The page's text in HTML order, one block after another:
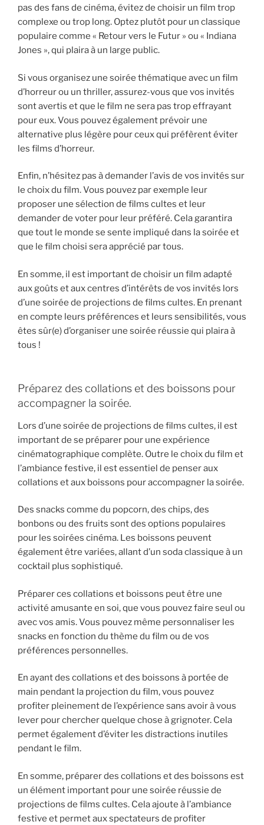
pas des fans de cinéma, évitez de choisir un film trop
complexe ou trop long. Optez plutôt pour un classique
populaire comme « Retour vers le Futur » ou « Indiana
Jones », qui plaira à un large public.
Si vous organisez une soirée thématique avec un film
d’horreur ou un thriller, assurez-vous que vos invités
sont avertis et que le film ne sera pas trop effrayant
pour eux. Vous pouvez également prévoir une
alternative plus légère pour ceux qui préfèrent éviter
les films d’horreur.
Enfin, n’hésitez pas à demander l’avis de vos invités sur
le choix du film. Vous pouvez par exemple leur
proposer une sélection de films cultes et leur
demander de voter pour leur préféré. Cela garantira
que tout le monde se sente impliqué dans la soirée et
que le film choisi sera apprécié par tous.
En somme, il est important de choisir un film adapté
aux goûts et aux centres d’intérêts de vos invités lors
d’une soirée de projections de films cultes. En prenant
en compte leurs préférences et leurs sensibilités, vous
êtes sûr(e) d’organiser une soirée réussie qui plaira à
tous !
Préparez des collations et des boissons pour
accompagner la soirée.
Lors d’une soirée de projections de films cultes, il est
important de se préparer pour une expérience
cinématographique complète. Outre le choix du film et
l’ambiance festive, il est essentiel de penser aux
collations et aux boissons pour accompagner la soirée.
Des snacks comme du popcorn, des chips, des
bonbons ou des fruits sont des options populaires
pour les soirées cinéma. Les boissons peuvent
également être variées, allant d’un soda classique à un
cocktail plus sophistiqué.
Préparer ces collations et boissons peut être une
activité amusante en soi, que vous pouvez faire seul ou
avec vos amis. Vous pouvez même personnaliser les
snacks en fonction du thème du film ou de vos
préférences personnelles.
En ayant des collations et des boissons à portée de
main pendant la projection du film, vous pouvez
profiter pleinement de l’expérience sans avoir à vous
lever pour chercher quelque chose à grignoter. Cela
permet également d’éviter les distractions inutiles
pendant le film.
En somme, préparer des collations et des boissons est
un élément important pour une soirée réussie de
projections de films cultes. Cela ajoute à l’ambiance
festive et permet aux spectateurs de profiter